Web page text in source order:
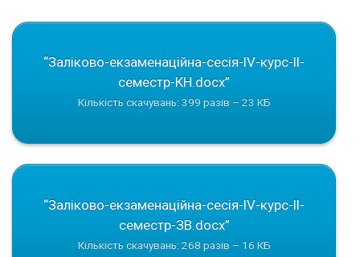
“Заліково-екзаменаційна-сесія-IV-курс-ІІ-
семестр-КН.docx”
Кількість скачувань: 399 разів – 23 КБ
“Заліково-екзаменаційна-сесія-IV-курс-ІІ-
семестр-ЗВ.docx”
Кількість скачувань: 268 разів – 16 КБ